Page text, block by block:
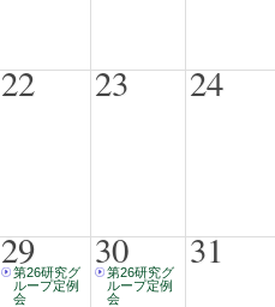
22 23 24
29
第26研究グ
ループ定例
会
30
第26研究グ
ループ定例
会
31